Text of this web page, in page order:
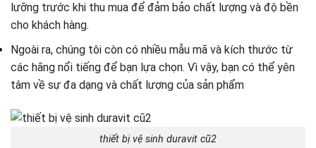
lưỡng trước khi thu mua để đảm bảo chất lượng và độ bền
cho khách hàng.
Ngoài ra, chúng tôi còn có nhiều mẫu mã và kích thước từ
các hãng nổi tiếng để bạn lựa chọn. Vì vậy, bạn có thể yên
tâm về sự đa dạng và chất lượng của sản phẩm
thiết bị vệ sinh duravit cũ2